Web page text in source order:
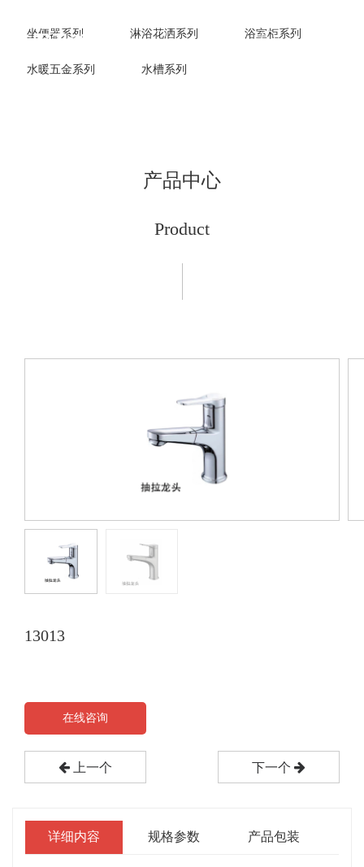
坐便器系列 淋浴花洒系列 浴室柜系列
水暖五金系列 水槽系列
产品中心
Product
13013
在线咨询
上一个 下一个
详细内容 规格参数 产品包装